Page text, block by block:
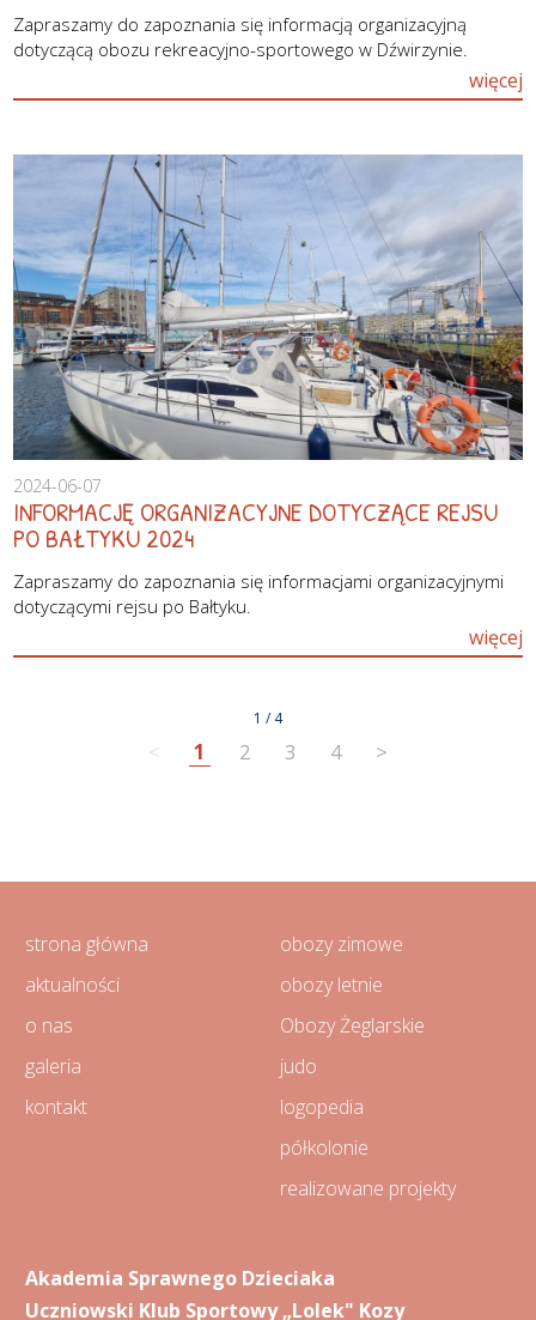
Zapraszamy do zapoznania się informacją organizacyjną
dotyczącą obozu rekreacyjno-sportowego w Dźwirzynie.
więcej
2024-06-07
INFORMACJĘ ORGANIZACYJNE DOTYCZĄCE REJSU
PO BAŁTYKU 2024
Zapraszamy do zapoznania się informacjami organizacyjnymi
dotyczącymi rejsu po Bałtyku.
więcej
1 / 4
< 1 2 3 4 >
strona główna
aktualności
o nas
galeria
kontakt
obozy zimowe
obozy letnie
Obozy Żeglarskie
judo
logopedia
półkolonie
realizowane projekty
Akademia Sprawnego Dzieciaka
Uczniowski Klub Sportowy „Lolek" Kozy